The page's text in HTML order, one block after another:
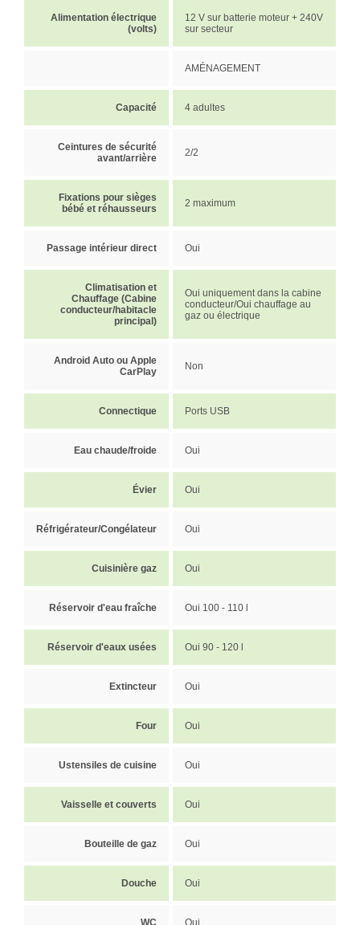
Alimentation électrique
(volts)
12 V sur batterie moteur + 240V
sur secteur
AMÉNAGEMENT
Capacité 4 adultes
Ceintures de sécurité
avant/arrière
2/2
Fixations pour sièges
bébé et réhausseurs
2 maximum
Passage intérieur direct Oui
Climatisation et
Chauffage (Cabine
conducteur/habitacle
principal)
Oui uniquement dans la cabine
conducteur/Oui chauffage au
gaz ou électrique
Android Auto ou Apple
CarPlay
Non
Connectique Ports USB
Eau chaude/froide Oui
Évier Oui
Réfrigérateur/Congélateur Oui
Cuisinière gaz Oui
Réservoir d'eau fraîche Oui 100 - 110 l
Réservoir d'eaux usées Oui 90 - 120 l
Extincteur Oui
Four Oui
Ustensiles de cuisine Oui
Vaisselle et couverts Oui
Bouteille de gaz Oui
Douche Oui
WC Oui